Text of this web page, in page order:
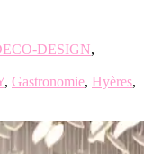
DESIGN,
, Gastronomie, Hyères,